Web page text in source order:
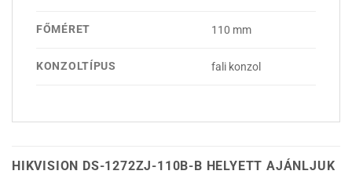
FŐMÉRET 110 mm
KONZOLTÍPUS fali konzol
HIKVISION DS-1272ZJ-110B-B HELYETT AJÁNLJUK